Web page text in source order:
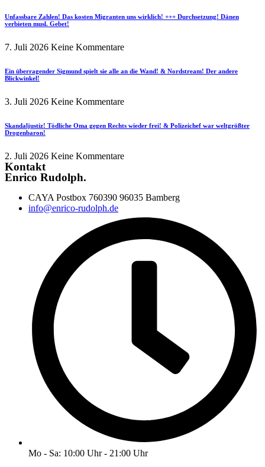
Unfassbare Zahlen! Das kosten Migranten uns wirklich! +++ Durchsetzung! Dänen
verbieten musl. Gebet!
7. Juli 2026 Keine Kommentare
Ein überragender Sigmund spielt sie alle an die Wand! & Nordstream! Der andere
Blickwinkel!
3. Juli 2026 Keine Kommentare
Skandaljustiz! Tödliche Oma gegen Rechts wieder frei! & Polizeichef war weltgrößter
Drogenbaron!
2. Juli 2026 Keine Kommentare
Kontakt
Enrico Rudolph.
CAYA Postbox 760390 96035 Bamberg
info@enrico-rudolph.de
Mo - Sa: 10:00 Uhr - 21:00 Uhr